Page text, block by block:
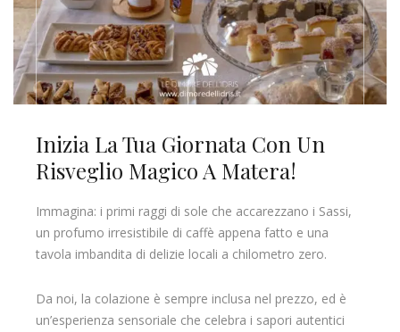
Inizia La Tua Giornata Con Un
Risveglio Magico A Matera!
Immagina: i primi raggi di sole che accarezzano i Sassi,
un profumo irresistibile di caffè appena fatto e una
tavola imbandita di delizie locali a chilometro zero.
Da noi, la colazione è sempre inclusa nel prezzo, ed è
un’esperienza sensoriale che celebra i sapori autentici